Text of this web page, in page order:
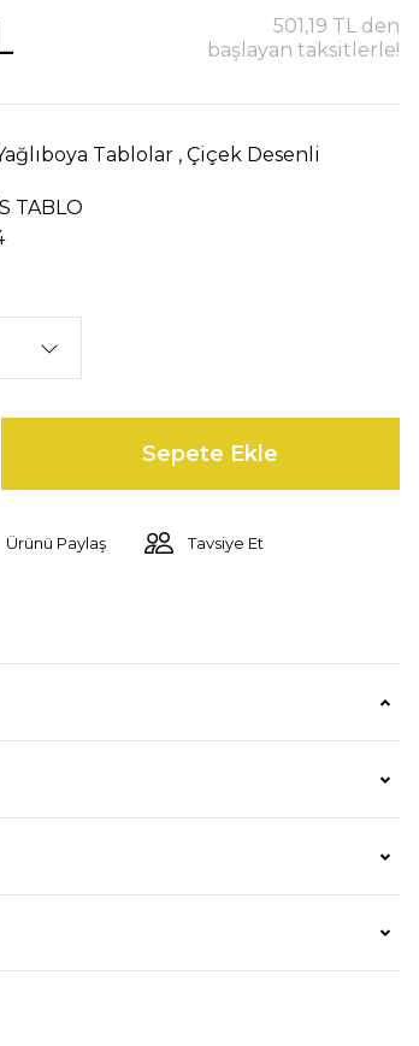
501,19 TL den
başlayan taksitlerle!
Tablolar , Çiçek Desenli
TABLO
Sepete Ekle
Ürünü Paylaş Tavsiye Et